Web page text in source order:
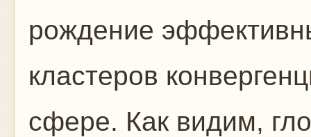
рождение
кластеров
сфере. Как видим,